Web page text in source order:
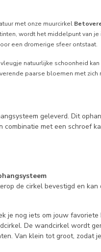
met onze muurcirkel
wordt het middelpunt van
een dromerige sfeer ontstaat.
natuurlijke schoonheid
paarse bloemen met
geleverd. Dit
met een schroef
de cirkel bevestigd en
je nog iets om jouw
De wandcirkel wordt
Van klein tot groot, zodat